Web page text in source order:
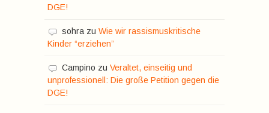
DGE!
sohra zu Wie wir rassismuskritische
Kinder “erziehen”
Campino zu Veraltet, einseitig und
unprofessionell: Die große Petition gegen die
DGE!